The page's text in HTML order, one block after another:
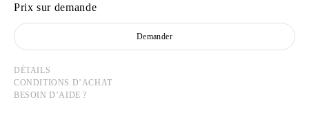
Prix sur demande
Demander
DÉTAILS
CONDITIONS D’ACHAT
BESOIN D’AIDE ?